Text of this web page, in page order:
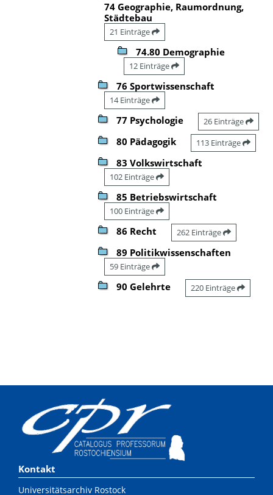
74 Geographie, Raumordnung,
Städtebau
21 Einträge
74.80 Demographie
12 Einträge
76 Sportwissenschaft
14 Einträge
77 Psychologie 26 Einträge
80 Pädagogik 113 Einträge
83 Volkswirtschaft
102 Einträge
85 Betriebswirtschaft
100 Einträge
86 Recht 262 Einträge
89 Politikwissenschaften
59 Einträge
90 Gelehrte 220 Einträge
Kontakt
Universitätsarchiv Rostock